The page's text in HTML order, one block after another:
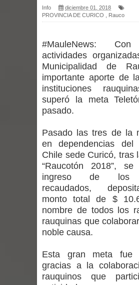
virus respiratorios
desafío guerreros
Banda linarense Los
regresa de Brasil tras
con comunidades
Alta positividad en
expertos reiteren
vacunarse
Mario Meza endurece
ministra de Salud por
Linares: “No dará la
Info
diciembre 01, 2018
PROVINCIA DE CURICO
Rauco
#MauleNews: Con
actividades
Municipalidad de
importante aporte de
instituciones
superó la meta
pasado.
Pasado las tres de la
en dependencias del
Chile sede Curicó, tras
“Raucotón 2018”,
ingreso de los
recaudados,
monto total de $
nombre de todos los
rauquinas que
noble causa.
Esta gran meta fue
gracias a la
rauquinos que